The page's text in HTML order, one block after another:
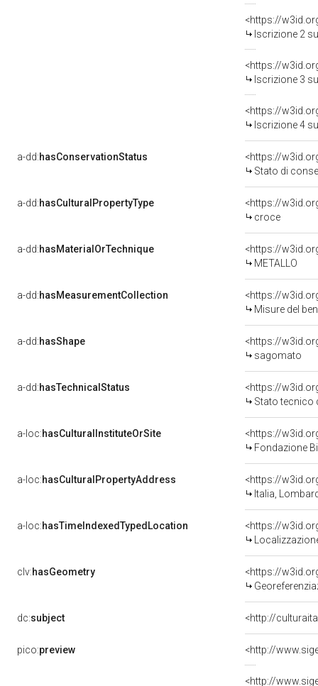
<https://
Iscrizione 2
<https://
Iscrizione 3
<https://
Iscrizione 4
a-dd:hasConservationStatus
<https://
Stato di
a-dd:hasCulturalPropertyType
<https://
croce
a-dd:hasMaterialOrTechnique
<https://
METALLO
a-dd:hasMeasurementCollection
<https://
Misure del
a-dd:hasShape
<https://
sagomato
a-dd:hasTechnicalStatus
<https://
Stato tecnico
a-loc:hasCulturalInstituteOrSite
Fondazione
a-loc:hasCulturalPropertyAddress
<https://
Italia,
a-loc:hasTimeIndexedTypedLocation
<https://
clv:hasGeometry
<https://
dc:subject <http://
pico:preview